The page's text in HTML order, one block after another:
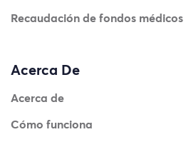
Recaudación de fondos médicos
Acerca De
Acerca de
Cómo funciona